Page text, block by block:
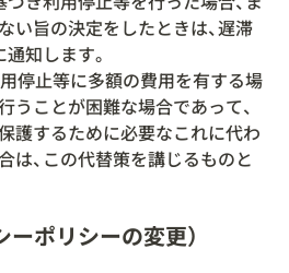
い旨の決定をしたときは、遅滞
知します。
停止等に多額の費用を有する場
うことが困難な場合であって、
護するために必要なこれに代わ
は、この代替策を講じるものと
ーポリシーの変更）